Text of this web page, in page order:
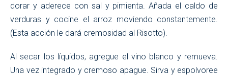
dorar y aderece con sal y pimienta. Añada el caldo de
verduras y cocine el arroz moviendo constantemente.
(Esta acción le dará cremosidad al Risotto).
Al secar los líquidos, agregue el vino blanco y remueva.
Una vez integrado y cremoso apague. Sirva y espolvoree